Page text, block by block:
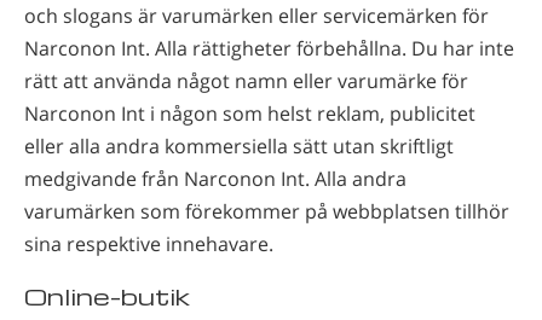
och slogans är varumärken eller servicemärken för
Narconon Int. Alla rättigheter förbehållna. Du har inte
rätt att använda något namn eller varumärke för
Narconon Int i någon som helst reklam, publicitet
eller alla andra kommersiella sätt utan skriftligt
medgivande från Narconon Int. Alla andra
varumärken som förekommer på webbplatsen tillhör
sina respektive innehavare.
Online-butik